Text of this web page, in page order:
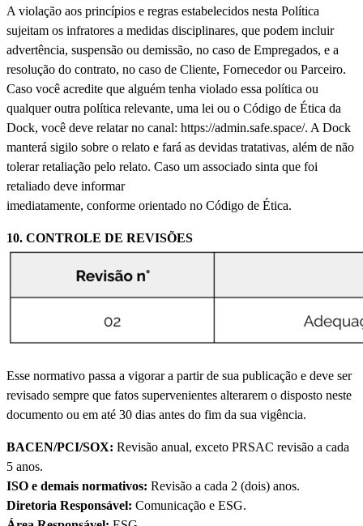
A violação aos princípios e regras estabelecidos nesta Política
sujeitam os infratores a medidas disciplinares, que podem incluir
advertência, suspensão ou demissão, no caso de Empregados, e a
resolução do contrato, no caso de Cliente, Fornecedor ou Parceiro.
Caso você acredite que alguém tenha violado essa política ou
qualquer outra política relevante, uma lei ou o Código de Ética da
Dock, você deve relatar no canal: https://admin.safe.space/. A Dock
manterá sigilo sobre o relato e fará as devidas tratativas, além de não
tolerar retaliação pelo relato. Caso um associado sinta que foi
retaliado deve informar
imediatamente, conforme orientado no Código de Ética.
10. CONTROLE DE REVISÕES
Esse normativo passa a vigorar a partir de sua publicação e deve ser
revisado sempre que fatos supervenientes alterarem o disposto neste
documento ou em até 30 dias antes do fim da sua vigência.
BACEN/PCI/SOX: Revisão anual, exceto PRSAC revisão a cada
5 anos.
ISO e demais normativos: Revisão a cada 2 (dois) anos.
Diretoria Responsável: Comunicação e ESG.